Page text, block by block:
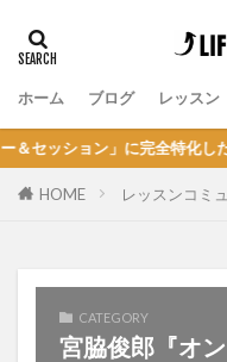
ホーム ブログ レッスン
ョン」に完全特化した音楽メ
HOME レッスンコミ
CATEGORY
宮脇俊郎『オ